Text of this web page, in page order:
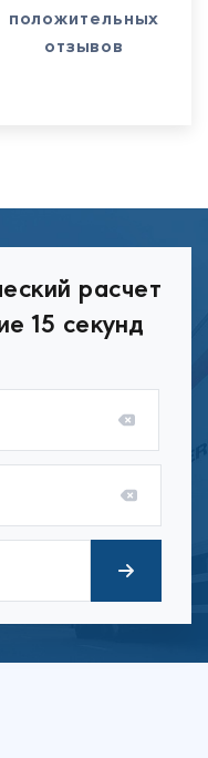
положительных
отзывов
расчет
15 секунд